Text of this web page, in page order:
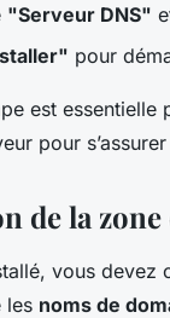
"Serveur DNS"
pour
est essentielle
pour
de la
vous devez
les noms de